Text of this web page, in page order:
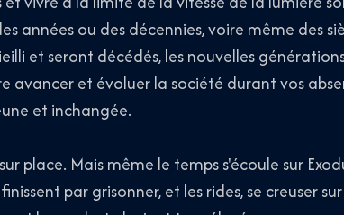
années ou des décennies, voire même des
et seront décédés, les nouvelles
avancer et évoluer la société durant vos
et inchangée.
place. Mais même le temps s'écoule sur
par grisonner, et les rides, se creuser